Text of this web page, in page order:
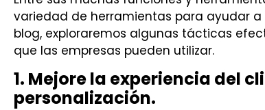
variedad de herramientas para ayudar
blog, exploraremos algunas tácticas
que las empresas pueden utilizar.
1. Mejore la experiencia del
personalización.